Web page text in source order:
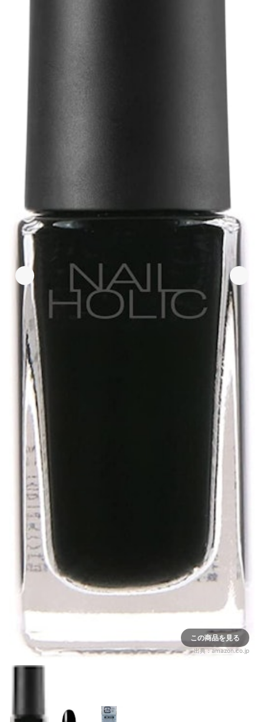
この商品を見る
出典：amazon.co.jp